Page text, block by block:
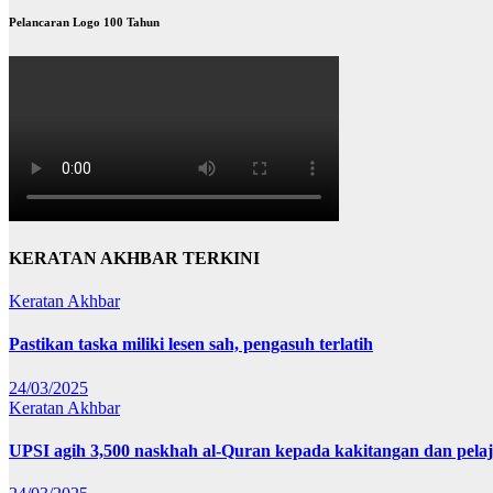
Pelancaran Logo 100 Tahun
KERATAN AKHBAR TERKINI
Keratan Akhbar
Pastikan taska miliki lesen sah, pengasuh terlatih
24/03/2025
Keratan Akhbar
UPSI agih 3,500 naskhah al-Quran kepada kakitangan dan